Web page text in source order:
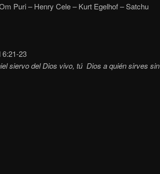
Puri – Henry Cele – Kurt Egelhof – Satchu
6:21-23
siervo del Dios vivo, tú Dios a quién sirves sin